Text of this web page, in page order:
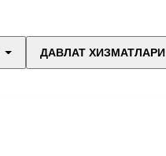
ДАВЛАТ ХИЗМАТЛАРИ